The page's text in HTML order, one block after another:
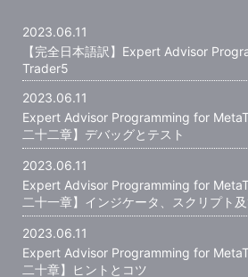
2023.06.11
【完全日本語訳】Expert Advisor
Trader5
2023.06.11
Expert Advisor Programming for
二十二章】デバッグとテスト
2023.06.11
Expert Advisor Programming for
二十一章】インジケータ、スクリプト
2023.06.11
Expert Advisor Programming for
二十章】ヒントとコツ